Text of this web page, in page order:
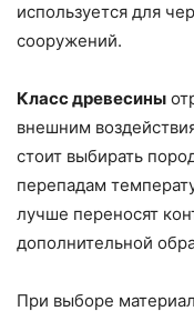
используется для
сооружений.
Класс древесины
внешним
стоит выбирать
перепадам
лучше переносят
дополнительной
При выборе